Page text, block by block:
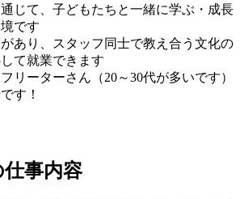
じて、子どもたちと一緒に学ぶ・成長
です
あり、スタッフ同士で教え合う文化の
て就業できます
リーターさん（20～30代が多いです）
す！
事内容